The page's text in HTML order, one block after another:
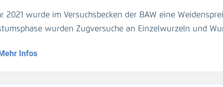
2021 wurde im Versuchsbecken der BAW eine
wurden Zugversuche an Einzelwurzeln und
a willow bush mattress was installed in a test basin.
out on individual roots and root bundles, and roots were
Infos